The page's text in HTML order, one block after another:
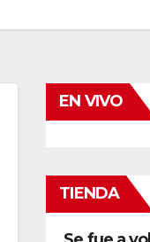
EN VIVO
TIENDA